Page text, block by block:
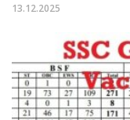
13.12.2025